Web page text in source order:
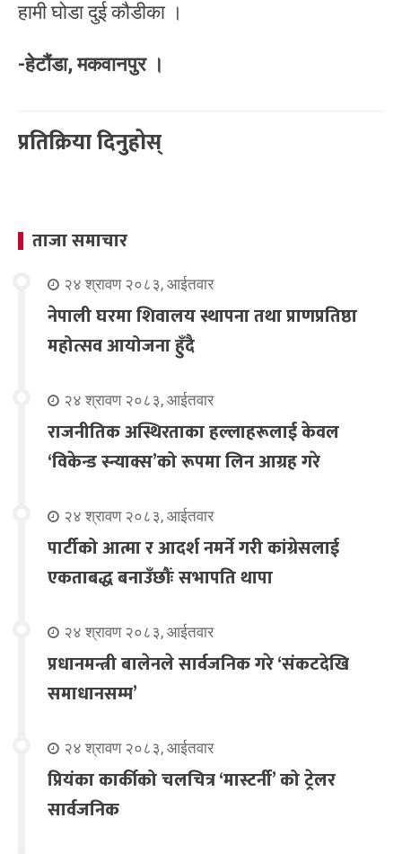
हामी घोडा दुई कौडीका ।
-हेटौंडा, मकवानपुर ।
प्रतिक्रिया दिनुहोस्
ताजा समाचार
२४ श्रावण २०८३, आईतवार
नेपाली घरमा शिवालय स्थापना तथा प्राणप्रतिष्ठा
महोत्सव आयोजना हुँदै
२४ श्रावण २०८३, आईतवार
राजनीतिक अस्थिरताका हल्लाहरूलाई केवल
‘विकेन्ड स्न्याक्स’को रूपमा लिन आग्रह गरे
२४ श्रावण २०८३, आईतवार
पार्टीको आत्मा र आदर्श नमर्ने गरी कांग्रेसलाई
एकताबद्ध बनाउँछौंः सभापति थापा
२४ श्रावण २०८३, आईतवार
प्रधानमन्त्री बालेनले सार्वजनिक गरे ‘संकटदेखि
समाधानसम्म’
२४ श्रावण २०८३, आईतवार
प्रियंका कार्कीको चलचित्र ‘मास्टर्नी’ को ट्रेलर
सार्वजनिक